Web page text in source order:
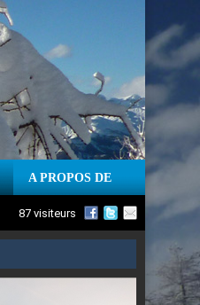
A PROPOS DE
87 visiteurs